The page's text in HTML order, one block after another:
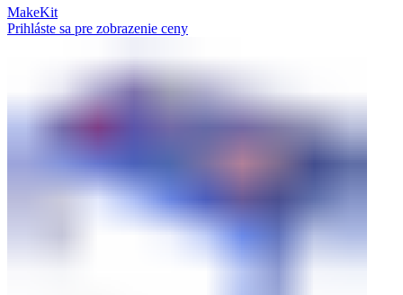
MakeKit
Prihláste sa pre zobrazenie ceny